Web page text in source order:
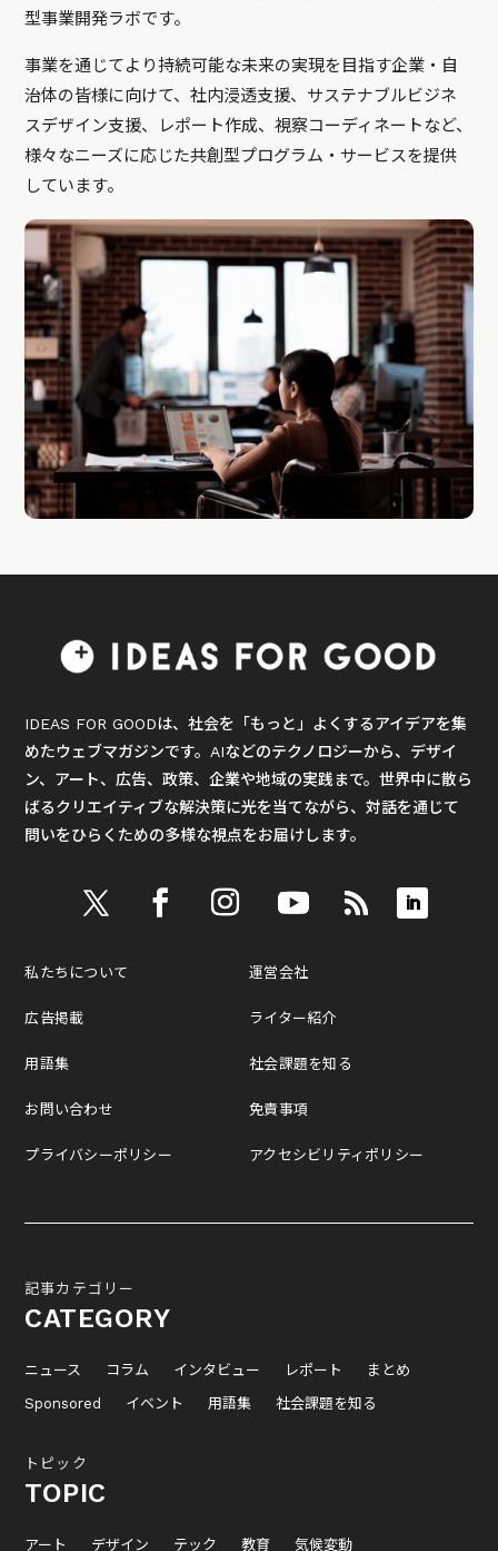
型事業開発ラボです。
事業を通じてより持続可能な未来の実現を目指す企業・自
治体の皆様に向けて、社内浸透支援、サステナブルビジネ
スデザイン支援、レポート作成、視察コーディネートなど、
様々なニーズに応じた共創型プログラム・サービスを提供
しています。
IDEAS FOR GOODは、社会を「もっと」よくするアイデアを集
めたウェブマガジンです。AIなどのテクノロジーから、デザイ
ン、アート、広告、政策、企業や地域の実践まで。世界中に散ら
ばるクリエイティブな解決策に光を当てながら、対話を通じて
問いをひらくための多様な視点をお届けします。
私たちについて
広告掲載
用語集
お問い合わせ
プライバシーポリシー
運営会社
ライター紹介
社会課題を知る
免責事項
アクセシビリティポリシー
記事カテゴリー
CATEGORY
ニュース コラム インタビュー レポート
まとめ
Sponsored
イベント 用語集 社会課題を知る
トピック
TOPIC
アート デザイン テック 教育 気候変動